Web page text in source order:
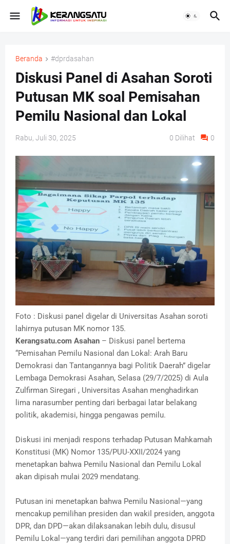
Beranda #dprdasahan
Diskusi Panel di Asahan Soroti
Putusan MK soal Pemisahan
Pemilu Nasional dan Lokal
Rabu, Juli 30, 2025 0 Dilihat 0
Foto : Diskusi panel digelar di Universitas Asahan soroti
lahirnya putusan MK nomor 135.
Kerangsatu.com Asahan – Diskusi panel bertema
“Pemisahan Pemilu Nasional dan Lokal: Arah Baru
Demokrasi dan Tantangannya bagi Politik Daerah” digelar
Lembaga Demokrasi Asahan, Selasa (29/7/2025) di Aula
Zulfirman Siregari , Universitas Asahan menghadirkan
lima narasumber penting dari berbagai latar belakang
politik, akademisi, hingga pengawas pemilu.
Diskusi ini menjadi respons terhadap Putusan Mahkamah
Konstitusi (MK) Nomor 135/PUU-XXII/2024 yang
menetapkan bahwa Pemilu Nasional dan Pemilu Lokal
akan dipisah mulai 2029 mendatang.
Putusan ini menetapkan bahwa Pemilu Nasional—yang
mencakup pemilihan presiden dan wakil presiden, anggota
DPR, dan DPD—akan dilaksanakan lebih dulu, disusul
Pemilu Lokal—yang terdiri dari pemilihan anggota DPRD